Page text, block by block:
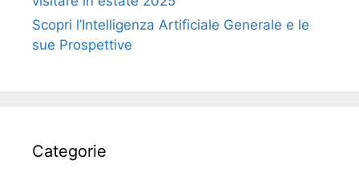
Scopri l’Intelligenza Artificiale Generale e le
sue Prospettive
Categorie